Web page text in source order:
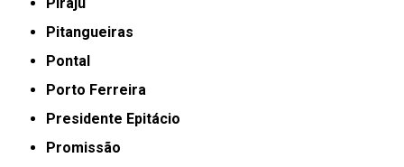
Pitangueiras
Pontal
Porto Ferreira
Presidente Epitácio
Promissão